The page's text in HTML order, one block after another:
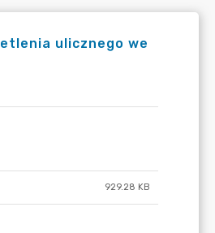
ulicznego we
929.28 KB